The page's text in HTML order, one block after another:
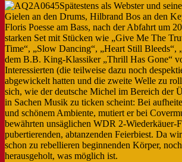
Spätestens als Webster und
Gielen an den Drums, Hilbrand Bos an den
Floris Poesse am Bass, nach der Abfahrt um
starken Set mit Stücken wie „Give Me The
Time“, „Slow Dancing“, „Heart Still Bleeds“,
dem B.B. King-Klassiker „Thrill Has Gone“
Interessierten (die teilweise dazu noch
abgewickelt hatten und die zweite Welle zu
sich, wie der deutsche Michel im Bereich der
in Sachen Musik zu ticken scheint: Bei
und schönem Ambiente, mutiert er bei
bewährten unsäglichen WDR 2-Wiederkäuer-
pubertierenden, abtanzenden Feierbiest. Da
schon zu rebellieren beginnenden Körper,
herausgeholt, was möglich ist.